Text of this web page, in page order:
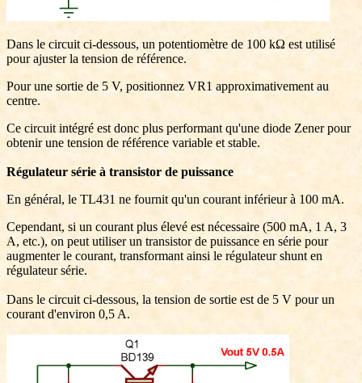
Dans le circuit ci-dessous, un potentiomètre de 100 kΩ est utilisé
pour ajuster la tension de référence.
Pour une sortie de 5 V, positionnez VR1 approximativement au
centre.
Ce circuit intégré est donc plus performant qu'une diode Zener pour
obtenir une tension de référence variable et stable.
Régulateur série à transistor de puissance
En général, le TL431 ne fournit qu'un courant inférieur à 100 mA.
Cependant, si un courant plus élevé est nécessaire (500 mA, 1 A, 3
A, etc.), on peut utiliser un transistor de puissance en série pour
augmenter le courant, transformant ainsi le régulateur shunt en
régulateur série.
Dans le circuit ci-dessous, la tension de sortie est de 5 V pour un
courant d'environ 0,5 A.